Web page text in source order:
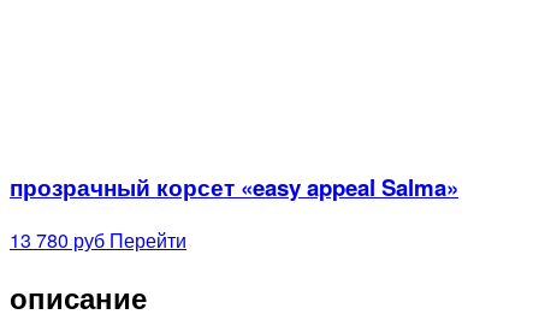
прозрачный корсет «easy appeal Salma»
13 780 руб Перейти
описание